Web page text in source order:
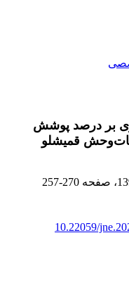
بر درصد پوشش
قمیشلو
، صفحه 257-270
10.22059/